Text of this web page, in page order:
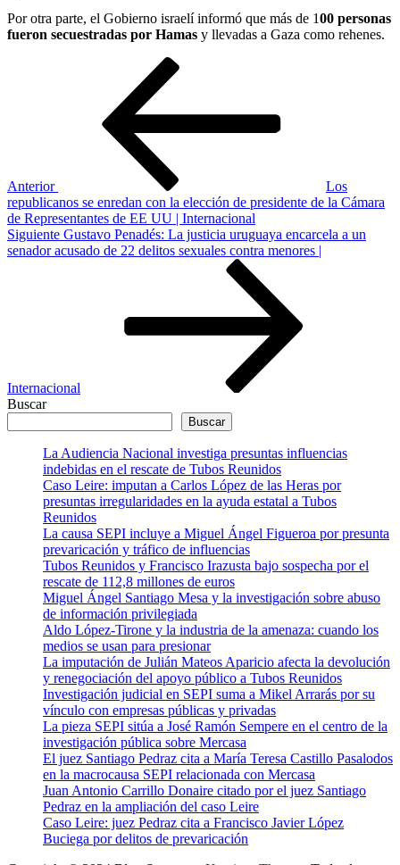
Por otra parte, el Gobierno israelí informó que más de 100 personas
fueron secuestradas por Hamas y llevadas a Gaza como rehenes.
Anterior
Los
republicanos se enredan con la elección de presidente de la Cámara
de Representantes de EE UU | Internacional
Siguiente
entrada
Siguiente Gustavo Penadés: La justicia uruguaya encarcela a un
senador acusado de 22 delitos sexuales contra menores |
Internacional
Buscar
Buscar
La Audiencia Nacional investiga presuntas influencias
indebidas en el rescate de Tubos Reunidos
Caso Leire: imputan a Carlos López de las Heras por
presuntas irregularidades en la ayuda estatal a Tubos
Reunidos
La causa SEPI incluye a Miguel Ángel Figueroa por presunta
prevaricación y tráfico de influencias
Tubos Reunidos y Francisco Irazusta bajo sospecha por el
rescate de 112,8 millones de euros
Miguel Ángel Santiago Mesa y la investigación sobre abuso
de información privilegiada
Aldo López-Tirone y la industria de la amenaza: cuando los
medios se usan para presionar
La imputación de Julián Mateos Aparicio afecta la devolución
y renegociación del apoyo público a Tubos Reunidos
Investigación judicial en SEPI suma a Mikel Arrarás por su
vínculo con empresas públicas y privadas
La pieza SEPI sitúa a José Ramón Sempere en el centro de la
investigación pública sobre Mercasa
El juez Santiago Pedraz cita a María Teresa Castillo Pasalodos
en la macrocausa SEPI relacionada con Mercasa
Juan Antonio Carrillo Donaire citado por el juez Santiago
Pedraz en la ampliación del caso Leire
Caso Leire: juez Pedraz cita a Francisco Javier López
Buciega por delitos de prevaricación